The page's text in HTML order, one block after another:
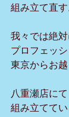
組み立て直す
我々では絶
プロフェッ
東京からお越
八重瀬店にて
組み立ててい